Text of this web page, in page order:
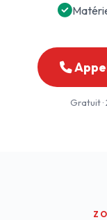
Gratuit ·